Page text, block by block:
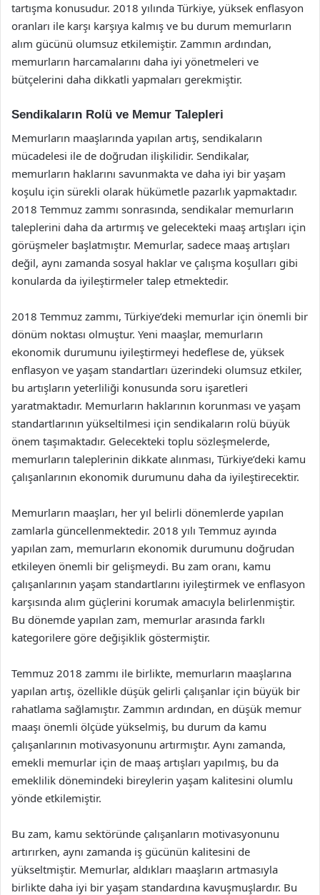
tartışma konusudur. 2018 yılında Türkiye, yüksek enflasyon
oranları ile karşı karşıya kalmış ve bu durum memurların
alım gücünü olumsuz etkilemiştir. Zammın ardından,
memurların harcamalarını daha iyi yönetmeleri ve
bütçelerini daha dikkatli yapmaları gerekmiştir.
Sendikaların Rolü ve Memur Talepleri
Memurların maaşlarında yapılan artış, sendikaların
mücadelesi ile de doğrudan ilişkilidir. Sendikalar,
memurların haklarını savunmakta ve daha iyi bir yaşam
koşulu için sürekli olarak hükümetle pazarlık yapmaktadır.
2018 Temmuz zammı sonrasında, sendikalar memurların
taleplerini daha da artırmış ve gelecekteki maaş artışları için
görüşmeler başlatmıştır. Memurlar, sadece maaş artışları
değil, aynı zamanda sosyal haklar ve çalışma koşulları gibi
konularda da iyileştirmeler talep etmektedir.
2018 Temmuz zammı, Türkiye’deki memurlar için önemli bir
dönüm noktası olmuştur. Yeni maaşlar, memurların
ekonomik durumunu iyileştirmeyi hedeflese de, yüksek
enflasyon ve yaşam standartları üzerindeki olumsuz etkiler,
bu artışların yeterliliği konusunda soru işaretleri
yaratmaktadır. Memurların haklarının korunması ve yaşam
standartlarının yükseltilmesi için sendikaların rolü büyük
önem taşımaktadır. Gelecekteki toplu sözleşmelerde,
memurların taleplerinin dikkate alınması, Türkiye’deki kamu
çalışanlarının ekonomik durumunu daha da iyileştirecektir.
Memurların maaşları, her yıl belirli dönemlerde yapılan
zamlarla güncellenmektedir. 2018 yılı Temmuz ayında
yapılan zam, memurların ekonomik durumunu doğrudan
etkileyen önemli bir gelişmeydi. Bu zam oranı, kamu
çalışanlarının yaşam standartlarını iyileştirmek ve enflasyon
karşısında alım güçlerini korumak amacıyla belirlenmiştir.
Bu dönemde yapılan zam, memurlar arasında farklı
kategorilere göre değişiklik göstermiştir.
Temmuz 2018 zammı ile birlikte, memurların maaşlarına
yapılan artış, özellikle düşük gelirli çalışanlar için büyük bir
rahatlama sağlamıştır. Zammın ardından, en düşük memur
maaşı önemli ölçüde yükselmiş, bu durum da kamu
çalışanlarının motivasyonunu artırmıştır. Aynı zamanda,
emekli memurlar için de maaş artışları yapılmış, bu da
emeklilik dönemindeki bireylerin yaşam kalitesini olumlu
yönde etkilemiştir.
Bu zam, kamu sektöründe çalışanların motivasyonunu
artırırken, aynı zamanda iş gücünün kalitesini de
yükseltmiştir. Memurlar, aldıkları maaşların artmasıyla
birlikte daha iyi bir yaşam standardına kavuşmuşlardır. Bu